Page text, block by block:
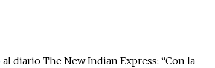
al diario The New Indian Express: “Con la